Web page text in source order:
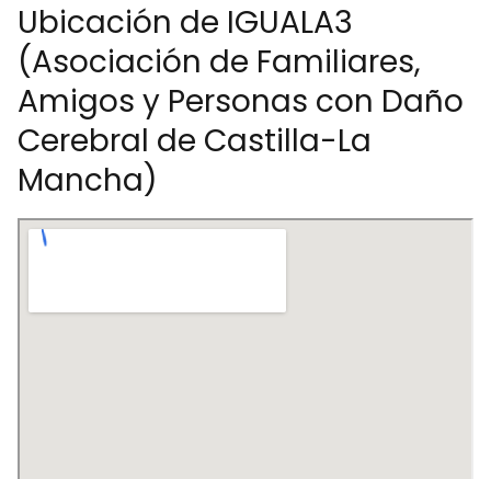
Ubicación de IGUALA3
(Asociación de Familiares,
Amigos y Personas con Daño
Cerebral de Castilla-La
Mancha)